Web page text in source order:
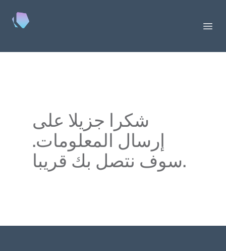
Keychain
شكرا جزيلا على
إرسال المعلومات.
سوف نتصل بك قريبا.
Footer